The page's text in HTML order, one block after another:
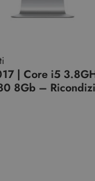
| Core i5
8Gb –